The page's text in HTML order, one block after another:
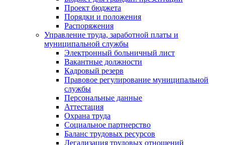
Проект бюджета
Порядки и положения
Распоряжения
Управление труда, заработной платы и
муниципальной службы
Электронный больничный лист
Вакантные должности
Кадровый резерв
Правовое регулирование муниципальной
службы
Персональные данные
Аттестация
Охрана труда
Социальное партнерство
Баланс трудовых ресурсов
Легализация трудовых отношений